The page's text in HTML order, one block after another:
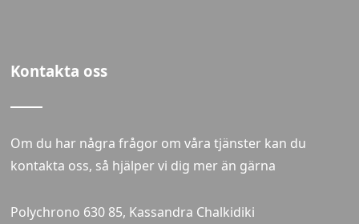
Kontakta oss
Om du har några frågor om våra tjänster kan du
kontakta oss, så hjälper vi dig mer än gärna
Polychrono 630 85, Kassandra Chalkidiki